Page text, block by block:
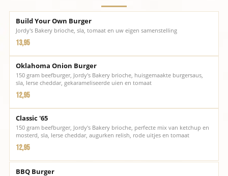
Build Your Own Burger
Jordy's Bakery brioche, sla, tomaat en uw eigen samenstelling
13,95
Oklahoma Onion Burger
150 gram beefburger, Jordy's Bakery brioche, huisgemaakte burgersaus,
sla, Ierse cheddar, gekarameliseerde uien en tomaat
12,95
Classic '65
150 gram beefburger, Jordy's Bakery brioche, perfecte mix van ketchup en
mosterd, sla, Ierse cheddar, augurken relish, rode uitjes en tomaat
12,95
BBQ Burger